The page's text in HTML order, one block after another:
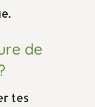
de
tes